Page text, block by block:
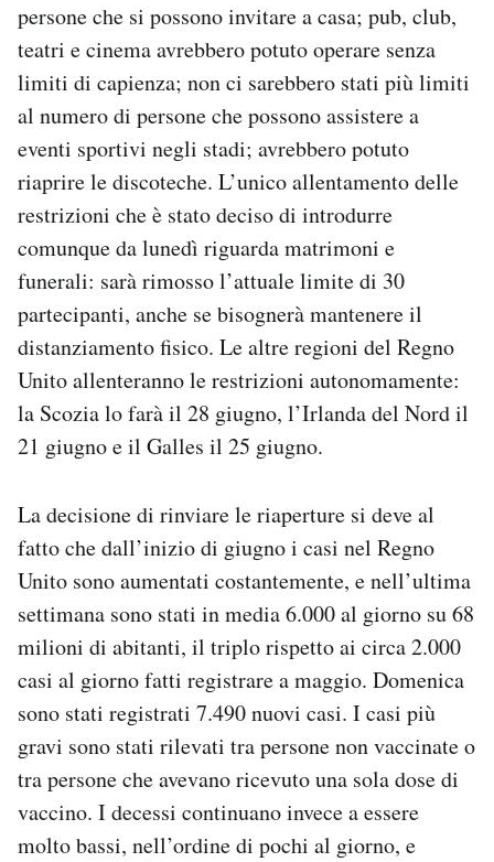
persone che si possono invitare a casa; pub, club,
teatri e cinema avrebbero potuto operare senza
limiti di capienza; non ci sarebbero stati più limiti
al numero di persone che possono assistere a
eventi sportivi negli stadi; avrebbero potuto
riaprire le discoteche. L’unico allentamento delle
restrizioni che è stato deciso di introdurre
comunque da lunedì riguarda matrimoni e
funerali: sarà rimosso l’attuale limite di 30
partecipanti, anche se bisognerà mantenere il
distanziamento fisico. Le altre regioni del Regno
Unito allenteranno le restrizioni autonomamente:
la Scozia lo farà il 28 giugno, l’Irlanda del Nord il
21 giugno e il Galles il 25 giugno.
La decisione di rinviare le riaperture si deve al
fatto che dall’inizio di giugno i casi nel Regno
Unito sono aumentati costantemente, e nell’ultima
settimana sono stati in media 6.000 al giorno su 68
milioni di abitanti, il triplo rispetto ai circa 2.000
casi al giorno fatti registrare a maggio. Domenica
sono stati registrati 7.490 nuovi casi. I casi più
gravi sono stati rilevati tra persone non vaccinate o
tra persone che avevano ricevuto una sola dose di
vaccino. I decessi continuano invece a essere
molto bassi, nell’ordine di pochi al giorno, e